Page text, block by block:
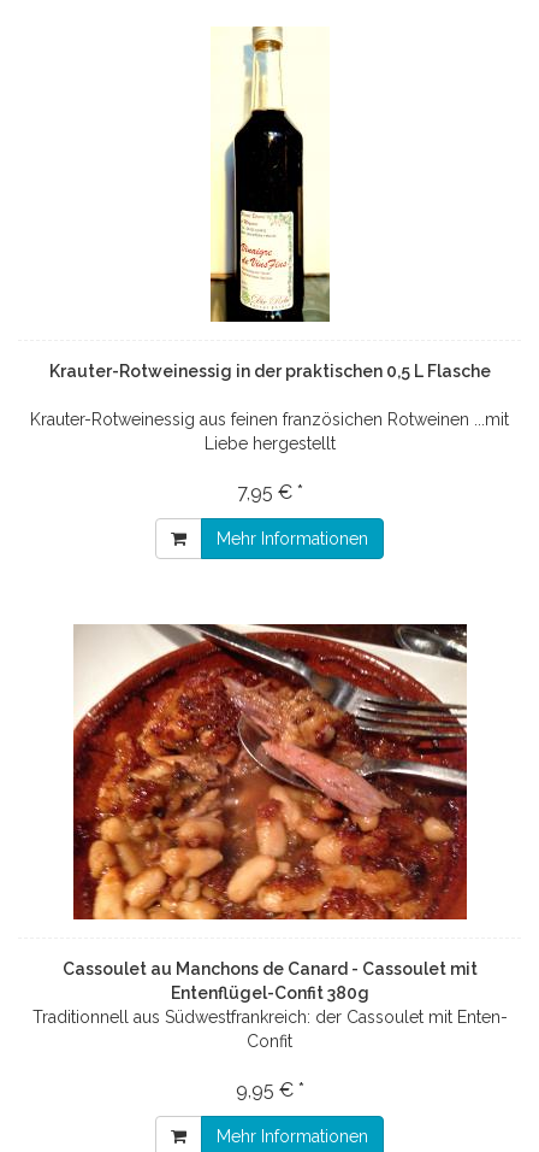
Krauter-Rotweinessig in der praktischen 0,5 L Flasche
Krauter-Rotweinessig aus feinen französichen Rotweinen ...mit
Liebe hergestellt
7,95 € *
Mehr Informationen
Cassoulet au Manchons de Canard - Cassoulet mit
Entenflügel-Confit 380g
Traditionnell aus Südwestfrankreich: der Cassoulet mit Enten-
Confit
9,95 € *
Mehr Informationen